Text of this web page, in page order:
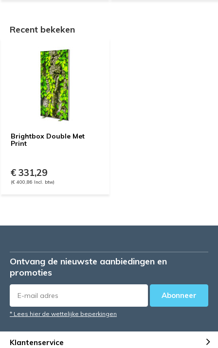
Recent bekeken
Brightbox Double Met
Print
€ 331,29
(€ 400,86 Incl. btw)
Ontvang de nieuwste aanbiedingen en
promoties
Abonneer
* Lees hier de wettelijke beperkingen
Klantenservice